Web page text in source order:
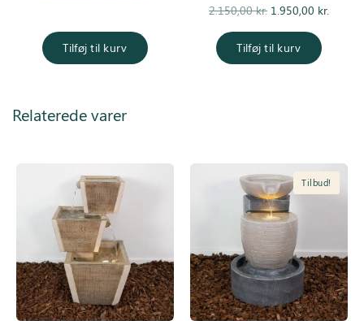
1.250,00 kr..
Tilføj til kurv
2.150,00kr.
Den
pris var:
2.150,00 kr..
1.950,00 kr.
Tilføj til kurv
Relaterede varer
Tilbud!